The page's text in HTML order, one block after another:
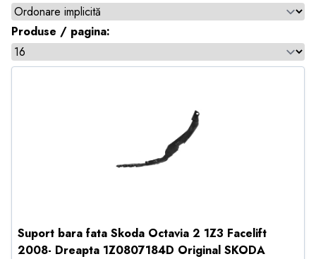
Produse / pagina:
Suport bara fata Skoda Octavia 2 1Z3 Facelift
2008- Dreapta 1Z0807184D Original SKODA